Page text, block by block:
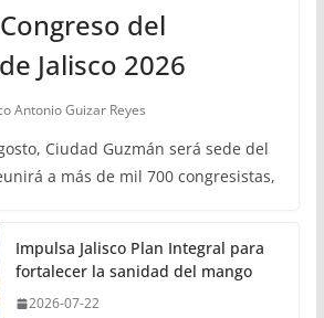
del
Jalisco 2026
Antonio Guizar Reyes
Ciudad Guzmán será sede del
a más de mil 700 congresistas,
Impulsa Jalisco Plan Integral para
fortalecer la sanidad del mango
2026-07-22